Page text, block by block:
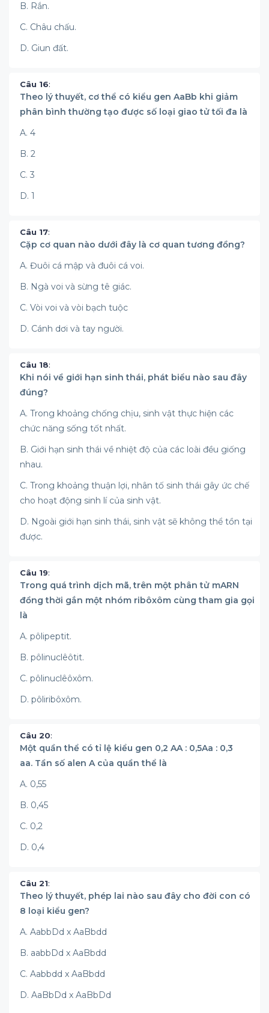
B. Rắn.
C. Châu chấu.
D. Giun đất.
Câu 16:
Theo lý thuyết, cơ thể có kiểu gen AaBb khi giảm
phân bình thường tạo được số loại giao tử tối đa là
A. 4
B. 2
C. 3
D. 1
Câu 17:
Cặp cơ quan nào dưới đây là cơ quan tương đồng?
A. Đuôi cá mập và đuôi cá voi.
B. Ngà voi và sừng tê giác.
C. Vòi voi và vòi bạch tuộc
D. Cánh dơi và tay người.
Câu 18:
Khi nói về giới hạn sinh thái, phát biểu nào sau đây
đúng?
A. Trong khoảng chống chịu, sinh vật thực hiện các
chức năng sống tốt nhất.
B. Giới hạn sinh thái về nhiệt độ của các loài đều giống
nhau.
C. Trong khoảng thuận lợi, nhân tố sinh thái gây ức chế
cho hoạt động sinh lí của sinh vật.
D. Ngoài giới hạn sinh thái, sinh vật sẽ không thể tồn tại
được.
Câu 19:
Trong quá trình dịch mã, trên một phân tử mARN
đồng thời gắn một nhóm ribôxôm cùng tham gia gọi
là
A. pôlipeptit.
B. pôlinuclêôtit.
C. pôlinuclêôxôm.
D. pôliribôxôm.
Câu 20:
Một quần thể có tỉ lệ kiểu gen 0,2 AA : 0,5Aa : 0,3
aa. Tần số alen A của quần thể là
A. 0,55
B. 0,45
C. 0,2
D. 0,4
Câu 21:
Theo lý thuyết, phép lai nào sau đây cho đời con có
8 loại kiểu gen?
A. AabbDd x AaBbdd
B. aabbDd x AaBbdd
C. Aabbdd x AaBbdd
D. AaBbDd x AaBbDd